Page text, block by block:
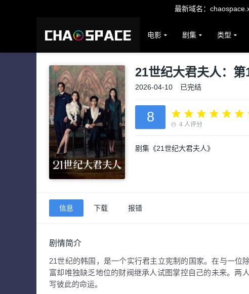
最新域名：
电影 剧集 类型
21世纪大君夫人：第
2026-04-10 已完结
8 4 人评分
剧集《21世纪大君夫人》
信息 下载 报错
剧情简介
21世纪的韩国，是一个实行君主立宪制的国家。在与一位
富却唯独缺乏地位的财阀继承人试图掌控自己的未来。两
写彼此的命运。